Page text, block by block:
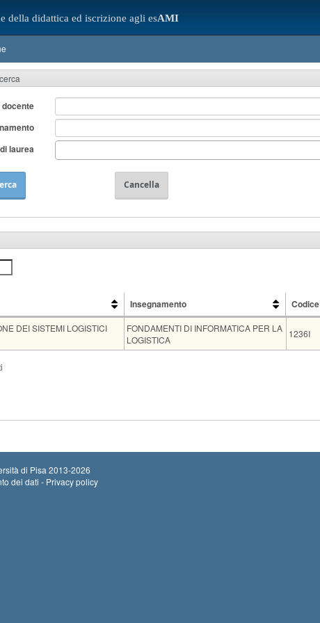
della didattica ed iscrizione agli esAMI
docente
laurea
Cancella
Insegnamento Codice
Insegnamento
DEI SISTEMI LOGISTICI
FONDAMENTI DI INFORMATICA PER LA
LOGISTICA
1236I
di Pisa 2013-2026
dei dati - Privacy policy